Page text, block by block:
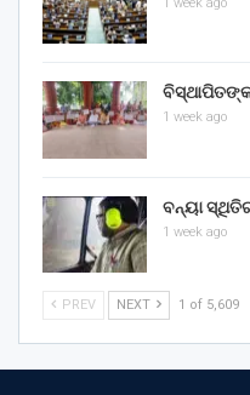
1 week ago
ବନ୍ୟା
1 week ago
PREV NEXT 1 of 5,609